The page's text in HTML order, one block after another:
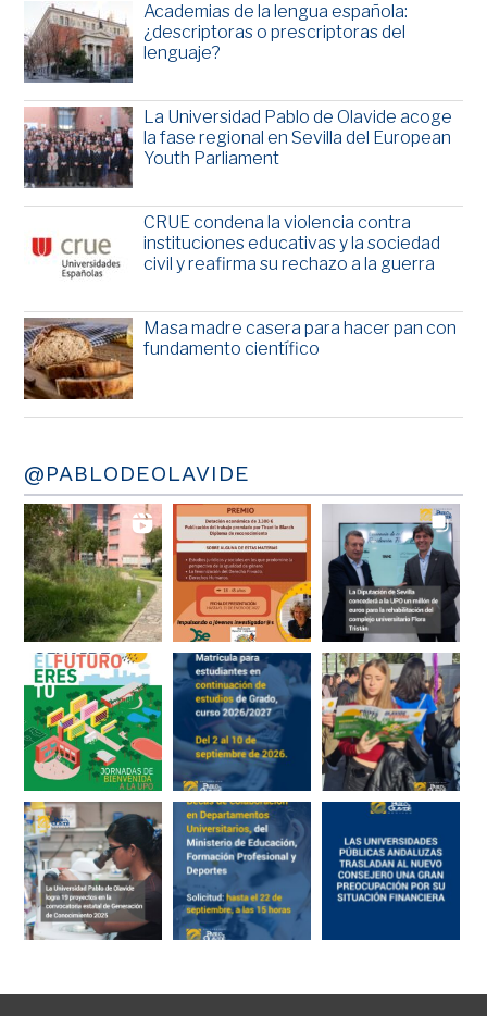
Academias de la lengua española:
¿descriptoras o prescriptoras del
lenguaje?
La Universidad Pablo de Olavide acoge
la fase regional en Sevilla del European
Youth Parliament
CRUE condena la violencia contra
instituciones educativas y la sociedad
civil y reafirma su rechazo a la guerra
Masa madre casera para hacer pan con
fundamento científico
@PABLODEOLAVIDE